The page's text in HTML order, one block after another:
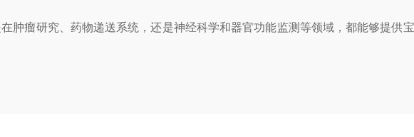
瘤研究、药物递送系统，还是神经科学和器官功能监测等领域，都能够提供